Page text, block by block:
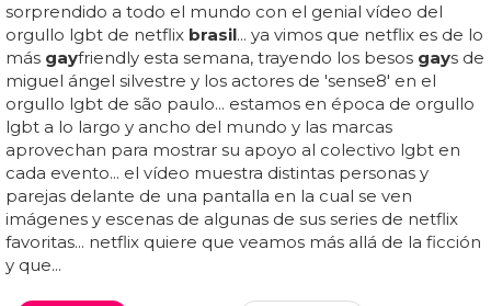
sorprendido a todo el mundo con el genial vídeo del
orgullo lgbt de netflix brasil... ya vimos que netflix es de lo
más gayfriendly esta semana, trayendo los besos gays de
miguel ángel silvestre y los actores de 'sense8' en el
orgullo lgbt de são paulo... estamos en época de orgullo
lgbt a lo largo y ancho del mundo y las marcas
aprovechan para mostrar su apoyo al colectivo lgbt en
cada evento... el vídeo muestra distintas personas y
parejas delante de una pantalla en la cual se ven
imágenes y escenas de algunas de sus series de netflix
favoritas... netflix quiere que veamos más allá de la ficción
y que...